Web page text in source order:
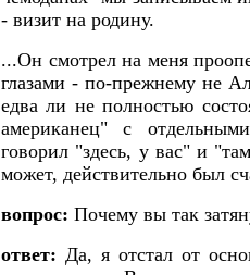
- визит на родину.
...Он смотрел на меня
глазами - по-прежнему не
едва ли не полностью
американец" с
говорил "здесь, у вас" и
может, действительно был
вопрос: Почему вы так
ответ: Да, я отстал от